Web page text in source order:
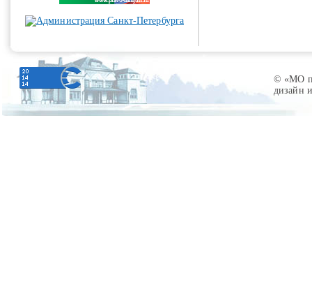
© «МО
дизайн